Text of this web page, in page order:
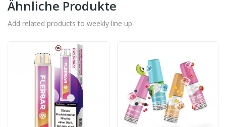
Ähnliche Produkte
Add related products to weekly line up